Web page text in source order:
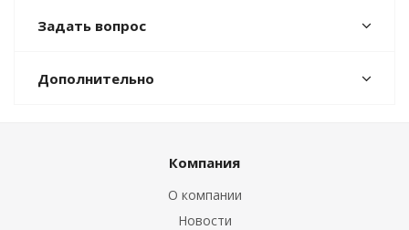
Задать вопрос
Дополнительно
Компания
О компании
Новости